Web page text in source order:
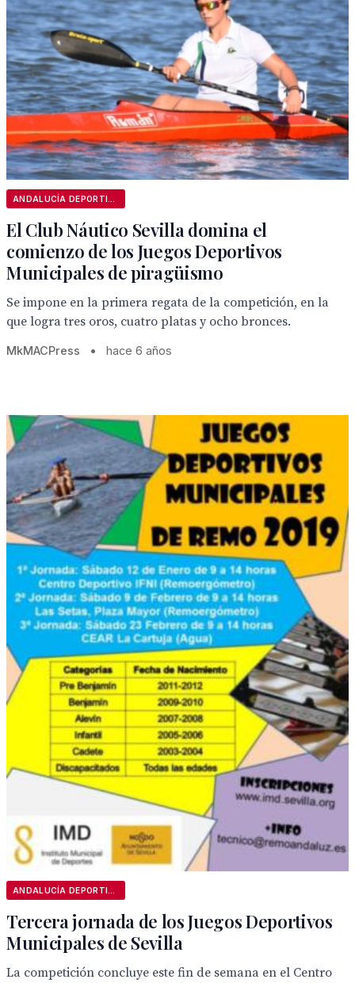
El Club Náutico Sevilla domina el
comienzo de los Juegos Deportivos
Municipales de piragüismo
Se impone en la primera regata de la competición, en la
que logra tres oros, cuatro platas y ocho bronces.
MkMACPress • hace 6 años
Tercera jornada de los Juegos Deportivos
Municipales de Sevilla
La competición concluye este fin de semana en el Centro